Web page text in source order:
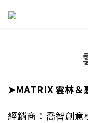
➤MATRIX 雲林＆
經銷商： 喬智創意